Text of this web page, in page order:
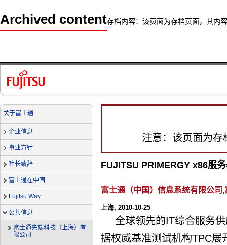
Archived content存档内容：该页面为存档页面，其内
关于富士通
企业信息
事业方针
社长致辞
富士通在中国
Fujitsu Way
公共信息
富士通先端科技（上海）有
限公司
注意：该页面为
FUJITSU PRIMERGY x86服
富士通（中国）信息系统有限公司
上海, 2010-10-25
全球领先的IT综合服务
据权威基准测试机构TPC展